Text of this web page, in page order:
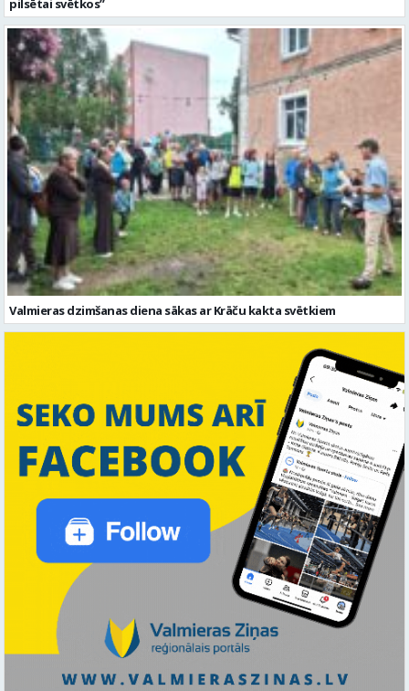
pilsētai svētkos”
Valmieras dzimšanas diena sākas ar Krāču kakta svētkiem